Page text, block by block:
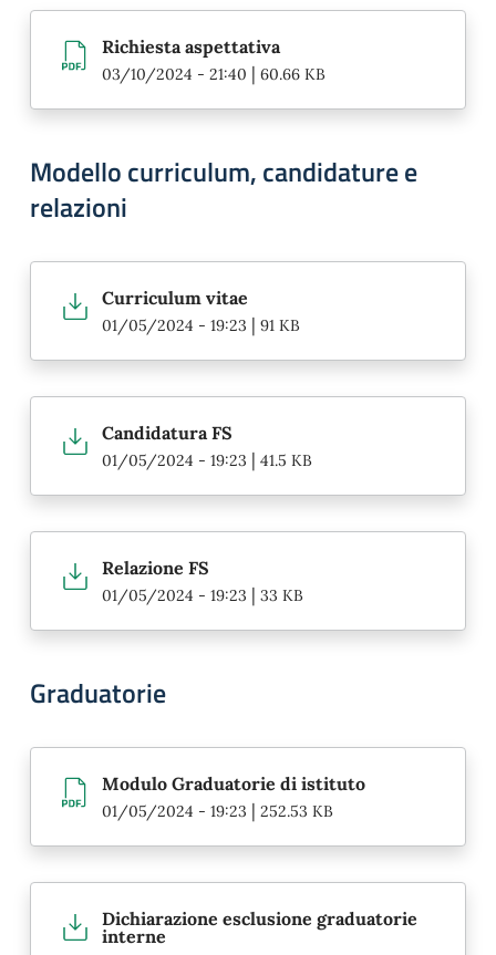
Richiesta aspettativa
03/10/2024 - 21:40 | 60.66 KB
Modello curriculum, candidature e
relazioni
Curriculum vitae
01/05/2024 - 19:23 | 91 KB
Candidatura FS
01/05/2024 - 19:23 | 41.5 KB
Relazione FS
01/05/2024 - 19:23 | 33 KB
Graduatorie
Modulo Graduatorie di istituto
01/05/2024 - 19:23 | 252.53 KB
Dichiarazione esclusione graduatorie
interne